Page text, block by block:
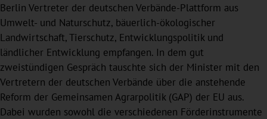
Berlin Vertreter der deutschen Verbände-Plattform aus
Umwelt- und Naturschutz, bäuerlich-ökologischer
Landwirtschaft, Tierschutz, Entwicklungspolitik und
ländlicher Entwicklung empfangen. In dem gut
zweistündigen Gespräch tauschte sich der Minister mit den
Vertretern der deutschen Verbände über die anstehende
Reform der Gemeinsamen Agrarpolitik (GAP) der EU aus.
Dabei wurden sowohl die verschiedenen Förderinstrumente